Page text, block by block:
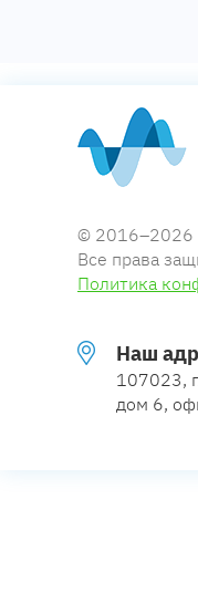
© 2016–2026
Все права
Политика
Наш
107023,
дом 6,